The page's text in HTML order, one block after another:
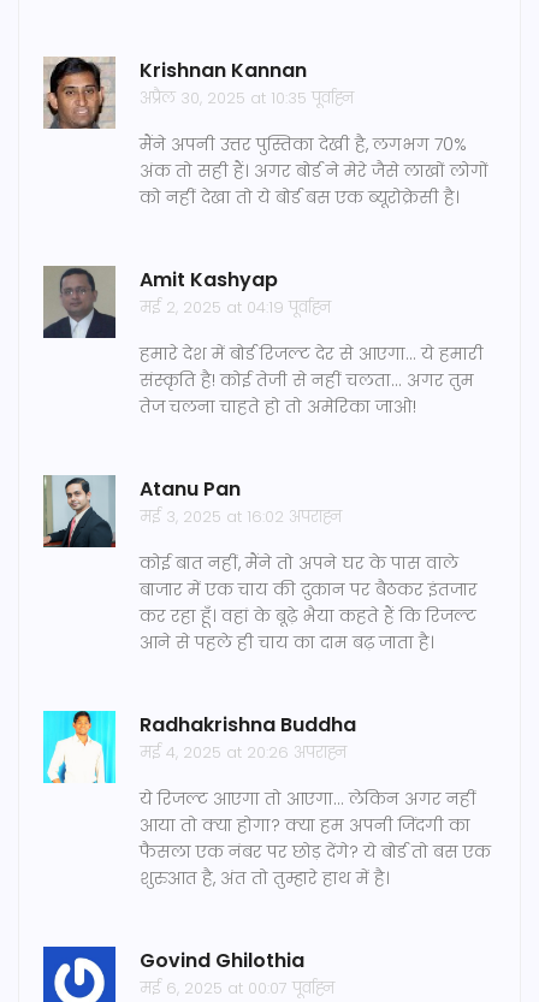
Krishnan Kannan
अप्रैल 30, 2025 at 10:35 पूर्वाह्न
मैंने अपनी उत्तर पुस्तिका देखी है, लगभग 70%
अंक तो सही हैं। अगर बोर्ड ने मेरे जैसे लाखों लोगों
को नहीं देखा तो ये बोर्ड बस एक ब्यूरोक्रेसी है।
Amit Kashyap
मई 2, 2025 at 04:19 पूर्वाह्न
हमारे देश में बोर्ड रिजल्ट देर से आएगा... ये हमारी
संस्कृति है! कोई तेजी से नहीं चलता... अगर तुम
तेज चलना चाहते हो तो अमेरिका जाओ!
Atanu Pan
मई 3, 2025 at 16:02 अपराह्न
कोई बात नहीं, मैंने तो अपने घर के पास वाले
बाजार में एक चाय की दुकान पर बैठकर इंतजार
कर रहा हूँ। वहां के बूढ़े भैया कहते हैं कि रिजल्ट
आने से पहले ही चाय का दाम बढ़ जाता है।
Radhakrishna Buddha
मई 4, 2025 at 20:26 अपराह्न
ये रिजल्ट आएगा तो आएगा... लेकिन अगर नहीं
आया तो क्या होगा? क्या हम अपनी जिंदगी का
फैसला एक नंबर पर छोड़ देंगे? ये बोर्ड तो बस एक
शुरुआत है, अंत तो तुम्हारे हाथ में है।
Govind Ghilothia
मई 6, 2025 at 00:07 पूर्वाह्न